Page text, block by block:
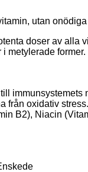
utan
doser av alla
metylerade
immunsystemets
från oxidativ stress.
B2), Niacin